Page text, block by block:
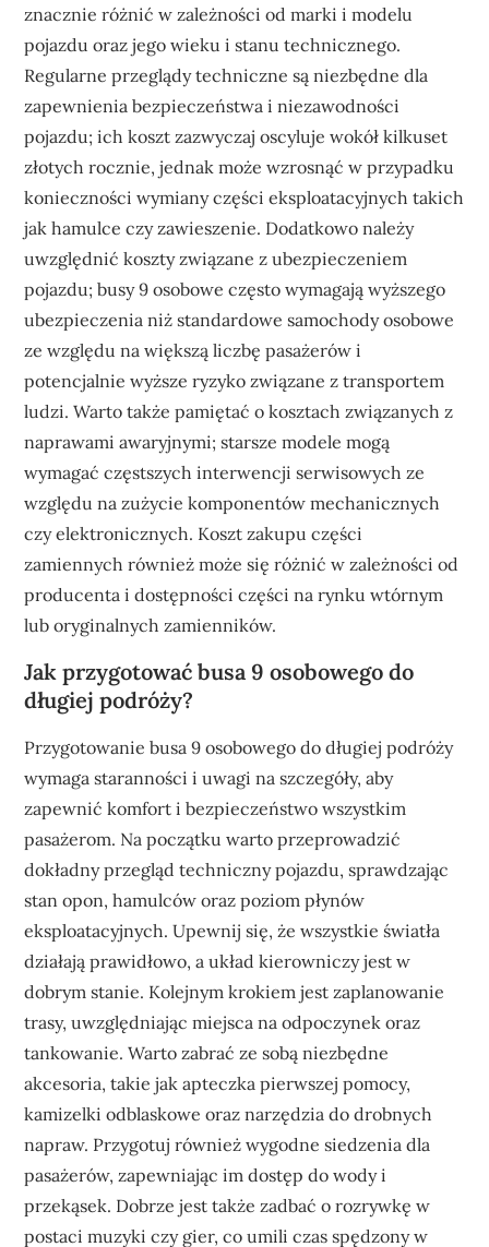
znacznie różnić w zależności od marki i modelu
pojazdu oraz jego wieku i stanu technicznego.
Regularne przeglądy techniczne są niezbędne dla
zapewnienia bezpieczeństwa i niezawodności
pojazdu; ich koszt zazwyczaj oscyluje wokół kilkuset
złotych rocznie, jednak może wzrosnąć w przypadku
konieczności wymiany części eksploatacyjnych takich
jak hamulce czy zawieszenie. Dodatkowo należy
uwzględnić koszty związane z ubezpieczeniem
pojazdu; busy 9 osobowe często wymagają wyższego
ubezpieczenia niż standardowe samochody osobowe
ze względu na większą liczbę pasażerów i
potencjalnie wyższe ryzyko związane z transportem
ludzi. Warto także pamiętać o kosztach związanych z
naprawami awaryjnymi; starsze modele mogą
wymagać częstszych interwencji serwisowych ze
względu na zużycie komponentów mechanicznych
czy elektronicznych. Koszt zakupu części
zamiennych również może się różnić w zależności od
producenta i dostępności części na rynku wtórnym
lub oryginalnych zamienników.
Jak przygotować busa 9 osobowego do
długiej podróży?
Przygotowanie busa 9 osobowego do długiej podróży
wymaga staranności i uwagi na szczegóły, aby
zapewnić komfort i bezpieczeństwo wszystkim
pasażerom. Na początku warto przeprowadzić
dokładny przegląd techniczny pojazdu, sprawdzając
stan opon, hamulców oraz poziom płynów
eksploatacyjnych. Upewnij się, że wszystkie światła
działają prawidłowo, a układ kierowniczy jest w
dobrym stanie. Kolejnym krokiem jest zaplanowanie
trasy, uwzględniając miejsca na odpoczynek oraz
tankowanie. Warto zabrać ze sobą niezbędne
akcesoria, takie jak apteczka pierwszej pomocy,
kamizelki odblaskowe oraz narzędzia do drobnych
napraw. Przygotuj również wygodne siedzenia dla
pasażerów, zapewniając im dostęp do wody i
przekąsek. Dobrze jest także zadbać o rozrywkę w
postaci muzyki czy gier, co umili czas spędzony w